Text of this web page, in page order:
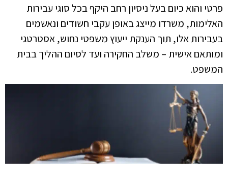
פרטי והוא כיום בעל ניסיון רחב היקף בכל סוגי עבירות
האלימות, משרדו מייצג באופן עקבי חשודים ונאשמים
בעבירות אלו, תוך הענקת ייעוץ משפטי נחוש, אסטרטגי
ומותאם אישית – משלב החקירה ועד לסיום ההליך בבית
המשפט.